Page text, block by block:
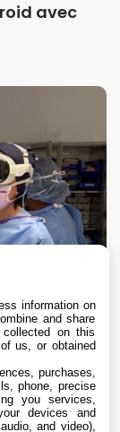
avec
son
information on
and share
on this
us, or obtained
purchases,
phone, precise
you services,
devices and
and video),